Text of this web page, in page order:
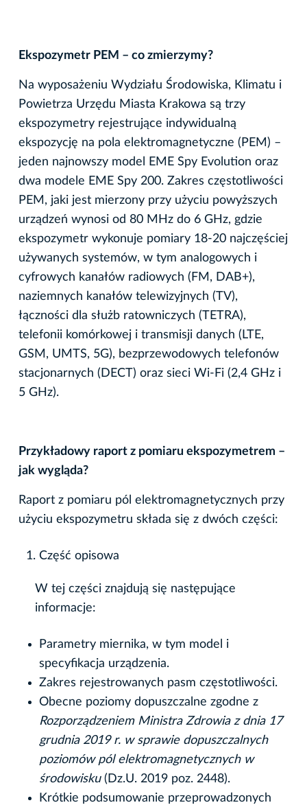
Ekspozymetr PEM – co zmierzymy?
Na wyposażeniu Wydziału Środowiska, Klimatu i
Powietrza Urzędu Miasta Krakowa są trzy
ekspozymetry rejestrujące indywidualną
ekspozycję na pola elektromagnetyczne (PEM) –
jeden najnowszy model EME Spy Evolution oraz
dwa modele EME Spy 200. Zakres częstotliwości
PEM, jaki jest mierzony przy użyciu powyższych
urządzeń wynosi od 80 MHz do 6 GHz, gdzie
ekspozymetr wykonuje pomiary 18-20 najczęściej
używanych systemów, w tym analogowych i
cyfrowych kanałów radiowych (FM, DAB+),
naziemnych kanałów telewizyjnych (TV),
łączności dla służb ratowniczych (TETRA),
telefonii komórkowej i transmisji danych (LTE,
GSM, UMTS, 5G), bezprzewodowych telefonów
stacjonarnych (DECT) oraz sieci Wi-Fi (2,4 GHz i
5 GHz).
Przykładowy raport z pomiaru ekspozymetrem –
jak wygląda?
Raport z pomiaru pól elektromagnetycznych przy
użyciu ekspozymetru składa się z dwóch części:
Część opisowa
W tej części znajdują się następujące
informacje:
Parametry miernika, w tym model i
specyfikacja urządzenia.
Zakres rejestrowanych pasm częstotliwości.
Obecne poziomy dopuszczalne zgodne z
Rozporządzeniem Ministra Zdrowia z dnia 17
grudnia 2019 r. w sprawie dopuszczalnych
poziomów pól elektromagnetycznych w
środowisku(Dz.U. 2019 poz. 2448).
Krótkie podsumowanie przeprowadzonych